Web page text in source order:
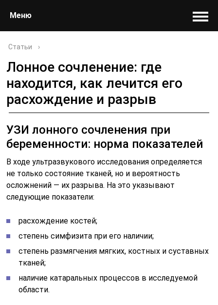
Меню
Статьи ›
Лонное сочленение: где
находится, как лечится его
расхождение и разрыв
УЗИ лонного сочлeнения при
беременности: норма показателей
В ходе ультразвукового исследования определяется
не только состояние тканей, но и вероятность
осложнений — их разрыва. На это указывают
следующие показатели:
расхождение костей;
степень симфизита при его наличии;
степень размягчения мягких, костных и суставных
тканей;
наличие катаральных процессов в исследуемой
области.